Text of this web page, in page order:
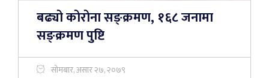
बढ्यो कोरोना सङ्क्रमण, १६८ जनामा
सङ्क्रमण पुष्टि
सोमबार, असार २७, २०७९